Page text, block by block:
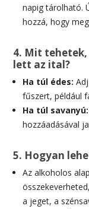
napig tárolható.
hozzá, hogy
4. Mit
lett az ital?
Ha túl édes:
fűszert, például
Ha túl savanyú:
hozzáadásával
5. Hogyan
Az alkoholos
a jeget, a